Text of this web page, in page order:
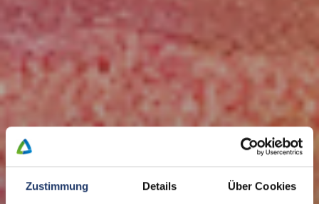
Zustimmung Details Über Cookies